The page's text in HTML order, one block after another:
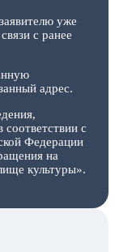
уже
с ранее
адрес.
с
Федерации
на
культуры».